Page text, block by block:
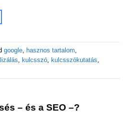
google hasznos tartalom
kulcsszó kulcsszókutatás
– és a SEO –?